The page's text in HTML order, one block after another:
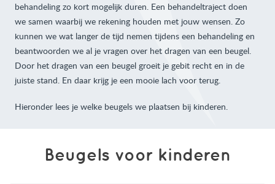
behandeling zo kort mogelijk duren. Een behandeltraject doen
we samen waarbij we rekening houden met jouw wensen. Zo
kunnen we wat langer de tijd nemen tijdens een behandeling en
beantwoorden we al je vragen over het dragen van een beugel.
Door het dragen van een beugel groeit je gebit recht en in de
juiste stand. En daar krijg je een mooie lach voor terug.
Hieronder lees je welke beugels we plaatsen bij kinderen.
Beugels voor kinderen